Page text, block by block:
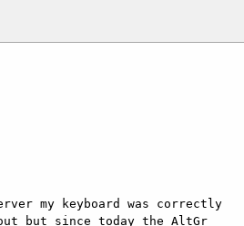
my keyboard was correctly
but since today the AltGr